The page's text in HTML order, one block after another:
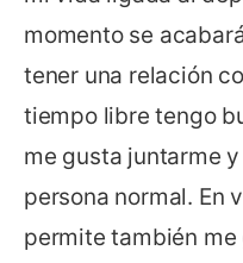
momento se
tener una relación
tiempo libre tengo
me gusta juntarme
persona normal. En
permite también